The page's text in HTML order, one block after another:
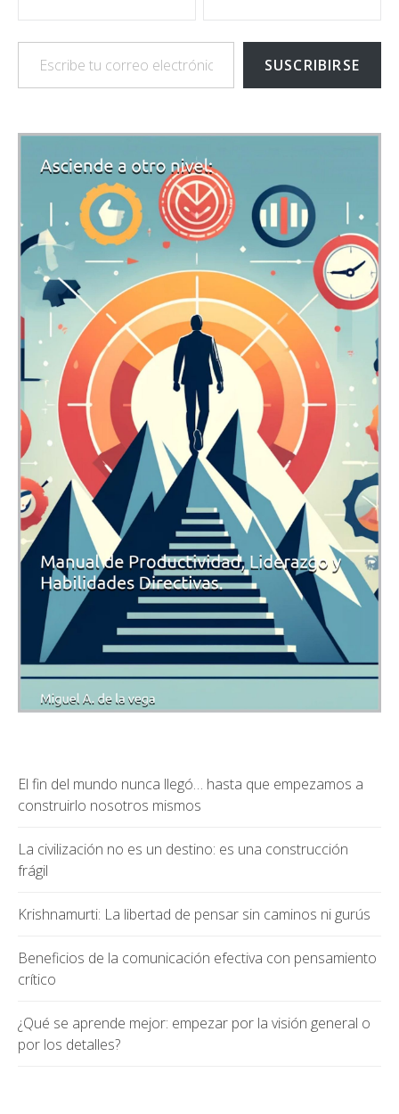
Escribe tu correo electrónico…
SUSCRIBIRSE
El fin del mundo nunca llegó… hasta que empezamos a
construirlo nosotros mismos
La civilización no es un destino: es una construcción
frágil
Krishnamurti: La libertad de pensar sin caminos ni gurús
Beneficios de la comunicación efectiva con pensamiento
crítico
¿Qué se aprende mejor: empezar por la visión general o
por los detalles?